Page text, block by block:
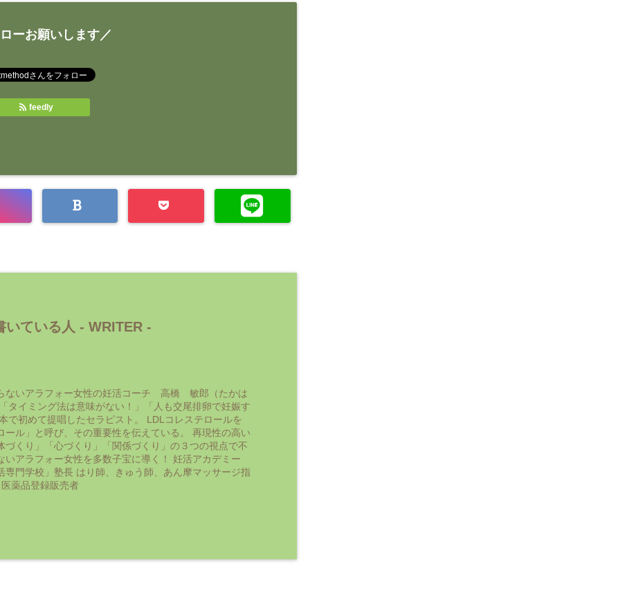
ーお願いします／
feedly
いている人 - WRITER -
ないアラフォー女性の妊活コーチ 高橋 敏郎（たかは
イミング法は意味がない！」「人も交尾排卵で妊娠す
で初めて提唱したセラピスト。 LDLコレステロールを
ール」と呼び、その重要性を伝えている。 再現性の高い
づくり」「心づくり」「関係づくり」の３つの視点で不
いアラフォー女性を多数子宝に導く！ 妊活アカデミー
専門学校」塾長 はり師、きゅう師、あん摩マッサージ指
薬品登録販売者